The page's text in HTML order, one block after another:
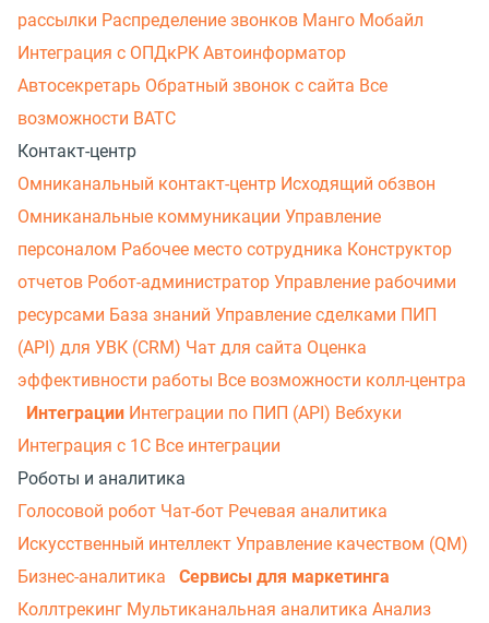
рассылки Распределение звонков Манго Мобайл
Интеграция с ОПДкРК Автоинформатор
Автосекретарь Обратный звонок с сайта Все
возможности ВАТС
Контакт-центр
Омниканальный контакт-центр Исходящий обзвон
Омниканальные коммуникации Управление
персоналом Рабочее место сотрудника Конструктор
отчетов Робот-администратор Управление рабочими
ресурсами База знаний Управление сделками ПИП
(API) для УВК (CRM) Чат для сайта Оценка
эффективности работы Все возможности колл-центра
Интеграции Интеграции по ПИП (API) Вебхуки
Интеграция с 1С Все интеграции
Роботы и аналитика
Голосовой робот Чат-бот Речевая аналитика
Искусственный интеллект Управление качеством (QM)
Бизнес-аналитика
Сервисы для маркетинга
Коллтрекинг Мультиканальная аналитика Анализ